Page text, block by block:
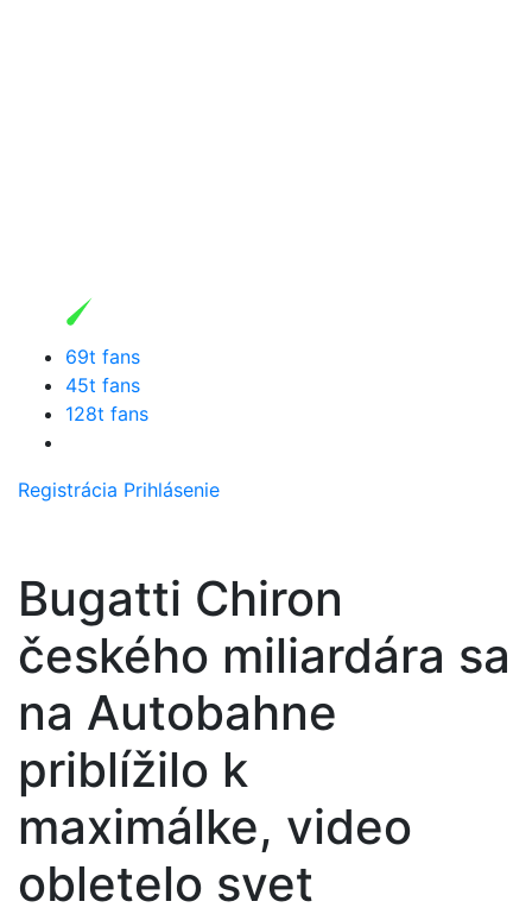
69t fans
45t fans
128t fans
Registrácia Prihlásenie
Bugatti Chiron
českého miliardára sa
na Autobahne
priblížilo k
maximálke, video
obletelo svet